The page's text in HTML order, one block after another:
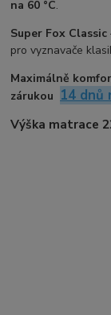
na 60 °C.
Super Fox Classic
pro vyznavače
Maximálně
zárukou 14 dnů
Výška matrace